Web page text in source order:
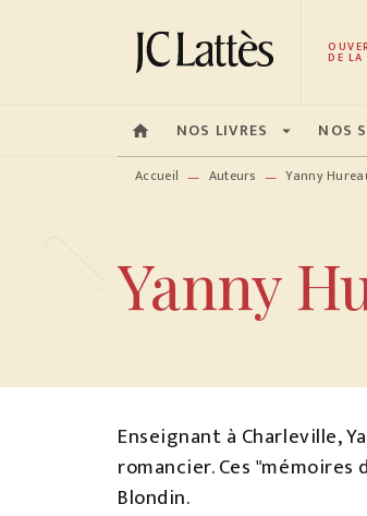
MENU RECHERCHE
DE
home NOS LIVRES arrow_drop_down NOS
Accueil — Auteurs — Yanny
Yanny
Enseignant à Charleville,
romancier. Ces
Blondin.